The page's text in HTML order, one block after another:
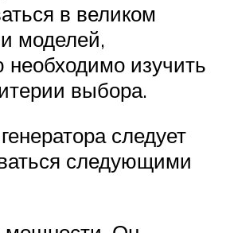
в великом
моделей,
необходимо изучить
выбора.
следует
следующими